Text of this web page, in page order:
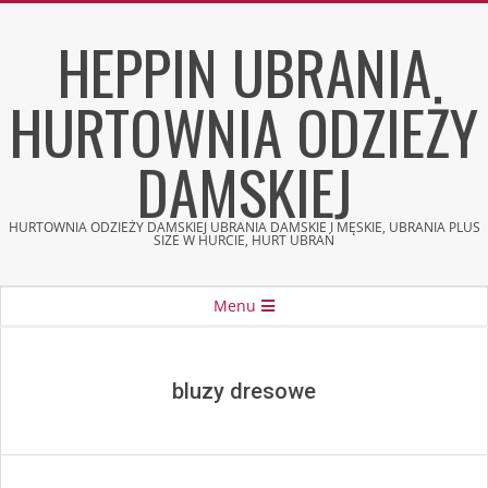
HEPPIN UBRANIA
HURTOWNIA ODZIEŻY
DAMSKIEJ
HURTOWNIA ODZIEŻY DAMSKIEJ UBRANIA DAMSKIE I MĘSKIE, UBRANIA PLUS
SIZE W HURCIE, HURT UBRAŃ
Menu
bluzy dresowe